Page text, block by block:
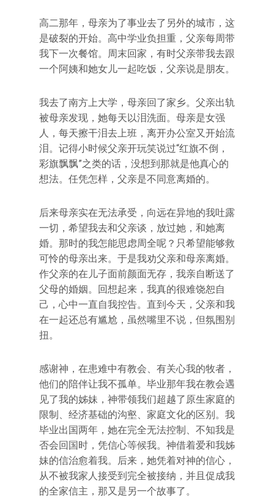
高二那年，母亲为了事业去了另外的城市，这
是破裂的开始。高中学业负担重，父亲每周带
我下一次餐馆。周末回家，有时父亲带我去跟
一个阿姨和她女儿一起吃饭，父亲说是朋友。
我去了南方上大学，母亲回了家乡。父亲出轨
被母亲发现，她每天以泪洗面。母亲是女强
人，每天擦干泪去上班，离开办公室又开始流
泪。记得小时候父亲开玩笑说过“红旗不倒，
彩旗飘飘”之类的话，没想到那就是他真心的
想法。任凭怎样，父亲是不同意离婚的。
后来母亲实在无法承受，向远在异地的我吐露
一切，希望我去和父亲谈，放过她，和她离
婚。那时的我怎能思虑周全呢？只希望能够救
可怜的母亲出来。于是我劝父亲和母亲离婚。
作父亲的在儿子面前颜面无存，我亲自断送了
父母的婚姻。回想起来，我真的很难饶恕自
己，心中一直自我控告。直到今天，父亲和我
在一起还总有尴尬，虽然嘴里不说，但氛围别
扭。
感谢神，在患难中有教会、有关心我的牧者，
他们的陪伴让我不孤单。毕业那年我在教会遇
见了我的姊妹，神带领我们超越了原生家庭的
限制、经济基础的沟壑、家庭文化的区别。我
毕业出国两年，她在完全无法控制、不知我是
否会回国时，凭信心等候我。神借着爱和我姊
妹的信治愈着我。后来，她凭着对神的信心，
从不被我家人接受到完全被接纳，并且促成我
的全家信主，那又是另一个故事了。